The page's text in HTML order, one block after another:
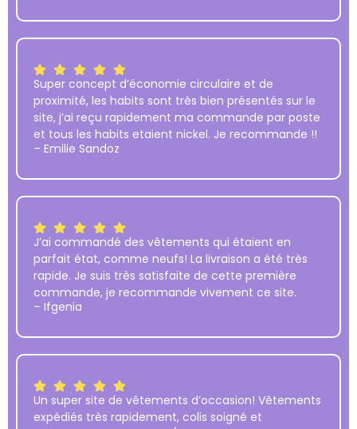
Super concept d’économie circulaire et de
proximité, les habits sont très bien présentés sur le
site, j’ai reçu rapidement ma commande par poste
et tous les habits etaient nickel. Je recommande !!
– Emilie Sandoz
J’ai commandé des vêtements qui étaient en
parfait état, comme neufs! La livraison a été très
rapide. Je suis très satisfaite de cette première
commande, je recommande vivement ce site.
– Ifgenia
Un super site de vêtements d’occasion! Vêtements
expédiés très rapidement, colis soigné et